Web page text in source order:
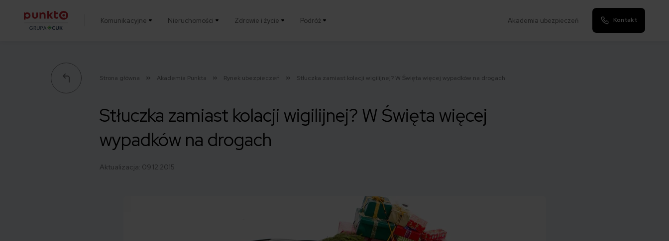
Komunikacyjne Nieruchomości Zdrowie i życie Podróż Akademia ubezpieczeń Kontakt
Strona główna Akademia Punkta Rynek ubezpieczeń Stłuczka zamiast kolacji wigilijnej? W Święta więcej wypadków na drogach
Stłuczka zamiast kolacji wigilijnej? W Święta więcej
wypadków na drogach
Aktualizacja: 09.12.2015